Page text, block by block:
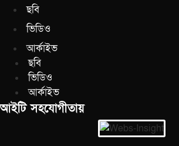
ছবি
ভিডিও
আর্কাইভ
ছবি
ভিডিও
আর্কাইভ
আইটি সহযোগীতায়